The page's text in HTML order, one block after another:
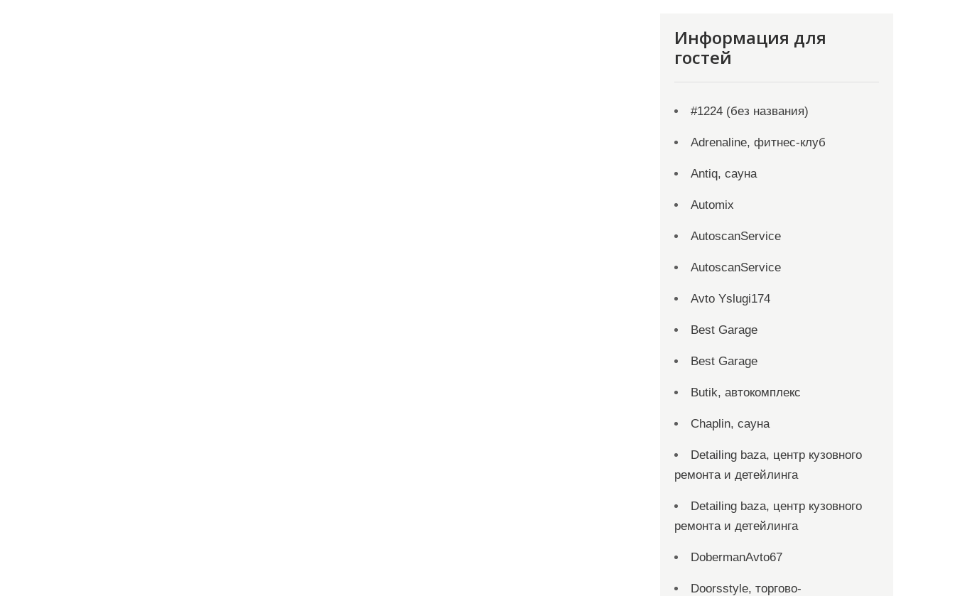
Информация для
гостей
#1224 (без названия)
Adrenaline, фитнес-клуб
Antiq, сауна
Automix
AutoscanService
AutoscanService
Avto Yslugi174
Best Garage
Best Garage
Butik, автокомплекс
Chaplin, сауна
Detailing baza, центр кузовного
ремонта и детейлинга
Detailing baza, центр кузовного
ремонта и детейлинга
DobermanAvto67
Doorsstyle, торгово-